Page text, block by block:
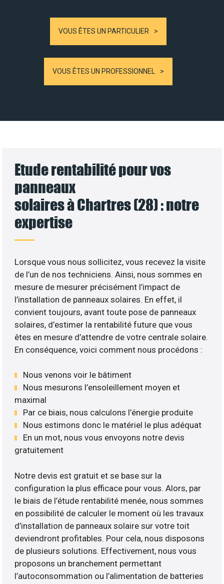
VOUS ÊTES UN PARTICULIER
VOUS ÊTES UN PROFESSIONNEL
Etude rentabilité pour vos
panneaux
solaires à Chartres (28) : notre
expertise
Lorsque vous nous sollicitez, vous recevez la visite
de l’un de nos techniciens. Ainsi, nous sommes en
mesure de mesurer précisément l’impact de
l’installation de panneaux solaires. En effet, il
convient toujours, avant toute pose de panneaux
solaires, d’estimer la rentabilité future que vous
êtes en mesure d’attendre de votre centrale solaire.
En conséquence, voici comment nous procédons :
Nous venons voir le bâtiment
Nous mesurons l’ensoleillement moyen et
maximal
Par ce biais, nous calculons l’énergie produite
Nous estimons donc le matériel le plus adéquat
En un mot, nous vous envoyons notre devis
gratuitement
Notre devis est gratuit et se base sur la
configuration la plus efficace pour vous. Alors, par
le biais de l’étude rentabilité menée, nous sommes
en possibilité de calculer le moment où les travaux
d’installation de panneaux solaire sur votre toit
deviendront profitables. Pour cela, nous disposons
de plusieurs solutions. Effectivement, nous vous
proposons un branchement permettant
l’autoconsommation ou l’alimentation de batteries